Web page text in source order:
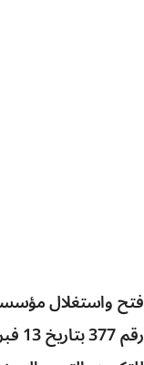
فتح واستغلال